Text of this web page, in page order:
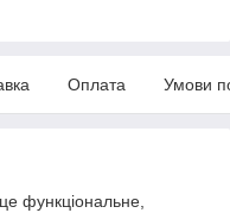
Оплата Умови
функціональне,